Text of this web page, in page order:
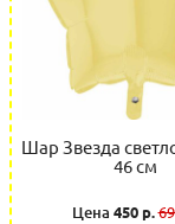
Шар Звезда
46 см
Цена 450 р.